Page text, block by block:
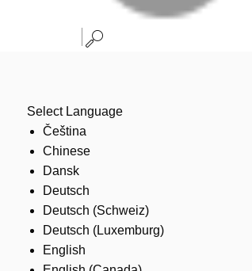
Select Language
Čeština
Chinese
Dansk
Deutsch
Deutsch (Schweiz)
Deutsch (Luxemburg)
English